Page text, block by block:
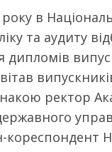
в
та аудиту
дипломів
ректор
кореспондент